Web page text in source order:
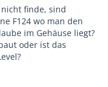
finde, sind
F124 wo man den
im Gehäuse liegt?
oder ist das